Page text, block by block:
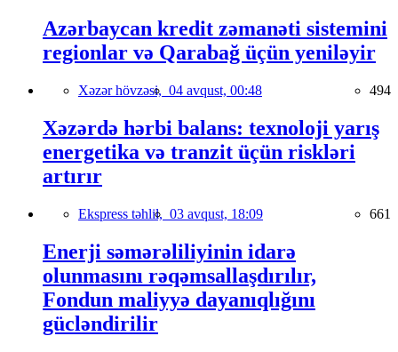
Azərbaycan kredit zəmanəti sistemini
regionlar və Qarabağ üçün yeniləyir
Xəzər hövzəsi, 04 avqust, 00:48 494
Xəzərdə hərbi balans: texnoloji yarış
energetika və tranzit üçün riskləri
artırır
Ekspress təhlil, 03 avqust, 18:09 661
Enerji səmərəliliyinin idarə
olunmasını rəqəmsallaşdırılır,
Fondun maliyyə dayanıqlığını
gücləndirilir